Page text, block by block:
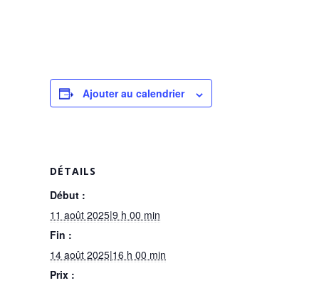
Ajouter au calendrier
DÉTAILS
Début :
11 août 2025|9 h 00 min
Fin :
14 août 2025|16 h 00 min
Prix :